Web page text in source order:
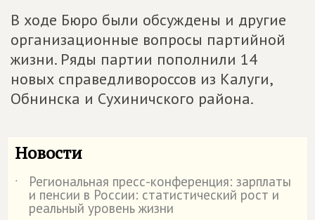
В ходе Бюро были обсуждены и другие
организационные вопросы партийной
жизни. Ряды партии пополнили 14
новых справедливороссов из Калуги,
Обнинска и Сухиничского района.
Новости
˙ Региональная пресс-конференция: зарплаты
и пенсии в России: статистический рост и
реальный уровень жизни